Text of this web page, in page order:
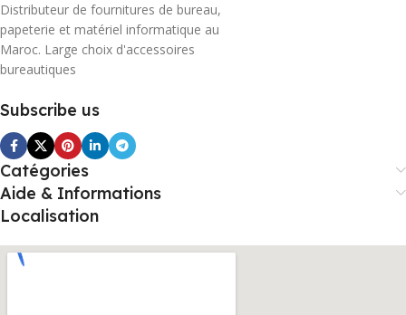
Distributeur de fournitures de bureau,
papeterie et matériel informatique au
Maroc. Large choix d'accessoires
bureautiques
Subscribe us
Catégories
Aide & Informations
Localisation